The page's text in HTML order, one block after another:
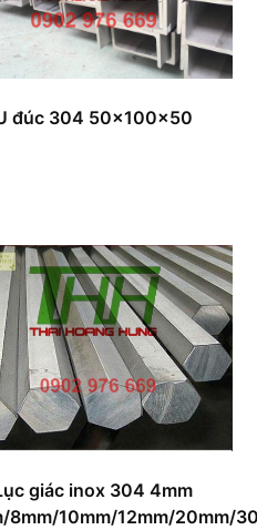
đúc 304 50x100x50
giác inox 304 4mm
8mm/10mm/12mm/20mm/